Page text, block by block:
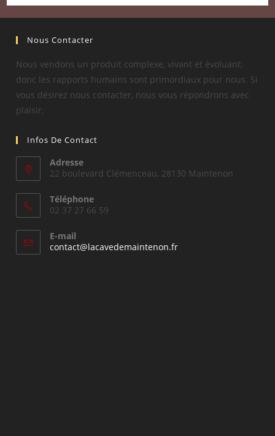
Nous Contacter
Nous vendons un produit complexe, vivant et évoluant;
donc les rapports humains sont primordiaux pour nous. Si
vous désirez nous contacter, nous vous répondrons avec
plaisir.
Infos De Contact
Adresse
22 boulevard Clémenceau, 28130 Maintenon
Téléphone
02 37 27 66 59
E-mail
contact@lacavedemaintenon.frS’ouvre